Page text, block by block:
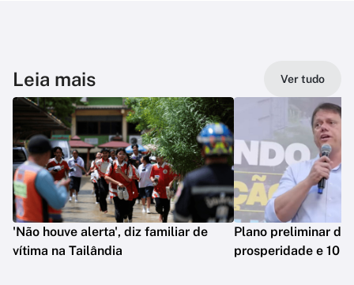
Leia mais Ver tudo
'Não houve alerta', diz familiar de
vítima na Tailândia
Plano preliminar de
prosperidade e 10